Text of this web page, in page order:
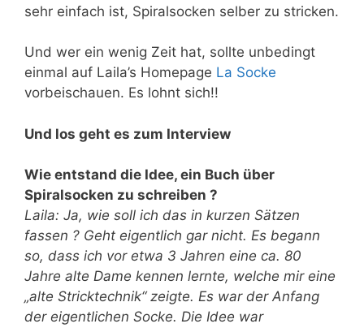
sehr einfach ist, Spiralsocken selber zu stricken.
Und wer ein wenig Zeit hat, sollte unbedingt
einmal auf Laila’s Homepage La Socke
vorbeischauen. Es lohnt sich!!
Und los geht es zum Interview
Wie entstand die Idee, ein Buch über
Spiralsocken zu schreiben ?
Laila: Ja, wie soll ich das in kurzen Sätzen
fassen ? Geht eigentlich gar nicht. Es begann
so, dass ich vor etwa 3 Jahren eine ca. 80
Jahre alte Dame kennen lernte, welche mir eine
„alte Stricktechnik“ zeigte. Es war der Anfang
der eigentlichen Socke. Die Idee war